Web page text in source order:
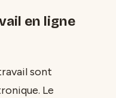
en ligne
sont
Le